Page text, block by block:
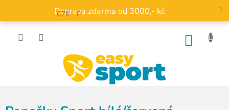
obsah
Doprava zdarma od 3000,- kč
CZK